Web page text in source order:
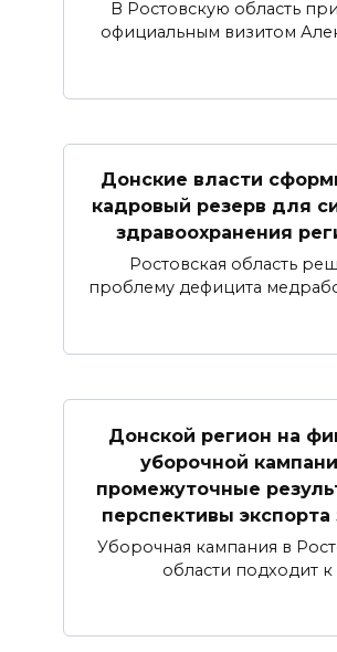
В Ростовскую область
официальным визитом
Донские власти
кадровый резерв для
здравоохранения
Ростовская область
проблему дефицита
Донской регион на
уборочной
промежуточные
перспективы экспорта
Уборочная кампания в
области подходит к